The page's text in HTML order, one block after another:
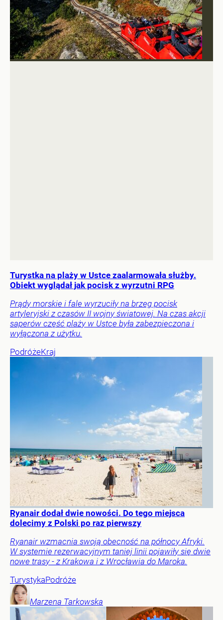
Turystka na plaży w Ustce zaalarmowała służby.
Obiekt wyglądał jak pocisk z wyrzutni RPG
Prądy morskie i fale wyrzuciły na brzeg pocisk
artyleryjski z czasów II wojny światowej. Na czas akcji
saperów część plaży w Ustce była zabezpieczona i
wyłączona z użytku.
PodróżeKraj
Ryanair dodał dwie nowości. Do tego miejsca
dolecimy z Polski po raz pierwszy
Ryanair wzmacnia swoją obecność na północy Afryki.
W systemie rezerwacyjnym taniej linii pojawiły się dwie
nowe trasy - z Krakowa i z Wrocławia do Maroka.
TurystykaPodróże
Marzena Tarkowska